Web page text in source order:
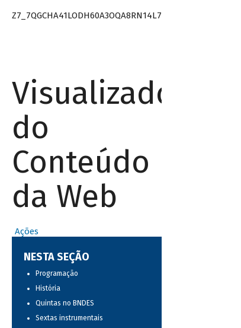
Z7_7QGCHA41LODH60A3OQA8RN14L7
Visualizador
do
Conteúdo
da Web
Ações
NESTA SEÇÃO
Programação
História
Quintas no BNDES
Sextas instrumentais